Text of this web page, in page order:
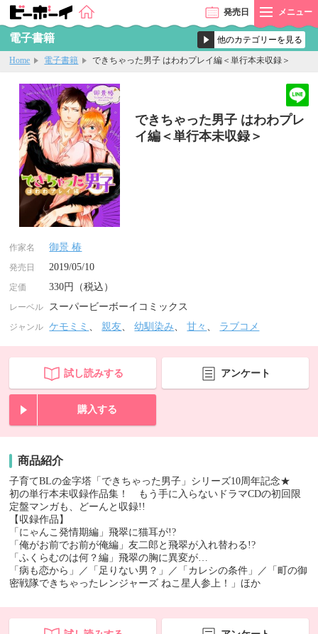
発売日 メニュー
電子書籍
Home 電子書籍 できちゃった男子 はわわプレイ編＜単行本未収録＞
できちゃった男子 はわわプレ
イ編＜単行本未収録＞
作家名 御景 椿
発売日 2019/05/10
定価 330円（税込）
レーベル スーパービーボーイコミックス
ジャンル ケモミミ 、親友、幼馴染み、甘々 、 ラブコメ
試し読みする アンケート
購入する
商品紹介
子育てBLの金字塔「できちゃった男子」シリーズ10周年記念★
初の単行本未収録作品集！ もう手に入らないドラマCDの初回限
定盤マンガも、どーんと収録!!
【収録作品】
「にゃんこ発情期編」飛翠に猫耳が!?
「俺がお前でお前が俺編」友二郎と飛翠が入れ替わる!?
「ふくらむのは何？編」飛翠の胸に異変が…
「病も恋から」／「足りない男？」／「カレシの条件」／「町の御
密戦隊できちゃったレンジャーズ ねこ星人参上！」ほか